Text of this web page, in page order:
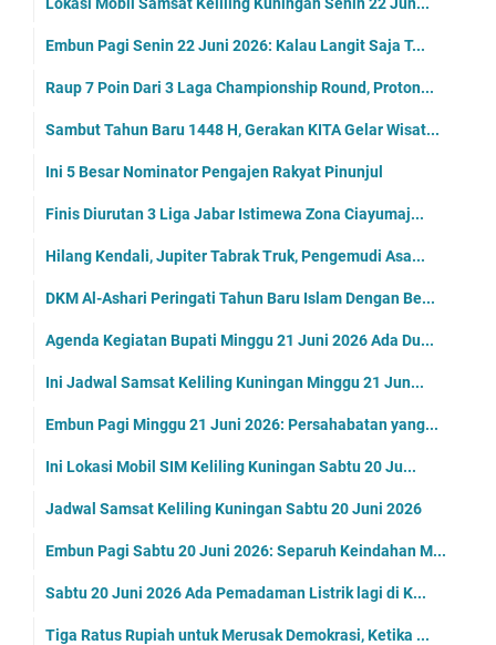
Embun Pagi Senin 22 Juni 2026: Kalau Langit Saja T...
Raup 7 Poin Dari 3 Laga Championship Round, Proton...
Sambut Tahun Baru 1448 H, Gerakan KITA Gelar Wisat...
Ini 5 Besar Nominator Pengajen Rakyat Pinunjul
Finis Diurutan 3 Liga Jabar Istimewa Zona Ciayumaj...
Hilang Kendali, Jupiter Tabrak Truk, Pengemudi Asa...
DKM Al-Ashari Peringati Tahun Baru Islam Dengan Be...
Agenda Kegiatan Bupati Minggu 21 Juni 2026 Ada Du...
Ini Jadwal Samsat Keliling Kuningan Minggu 21 Jun...
Embun Pagi Minggu 21 Juni 2026: Persahabatan yang...
Ini Lokasi Mobil SIM Keliling Kuningan Sabtu 20 Ju...
Jadwal Samsat Keliling Kuningan Sabtu 20 Juni 2026
Embun Pagi Sabtu 20 Juni 2026: Separuh Keindahan M...
Sabtu 20 Juni 2026 Ada Pemadaman Listrik lagi di K...
Tiga Ratus Rupiah untuk Merusak Demokrasi, Ketika ...